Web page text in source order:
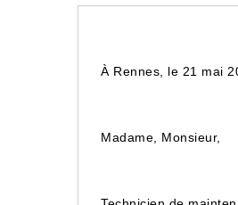
À Rennes, le 21 mai
Madame, Monsieur,